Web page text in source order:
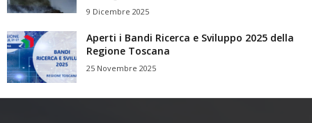
9 Dicembre 2025
Aperti i Bandi Ricerca e Sviluppo 2025 della
Regione Toscana
25 Novembre 2025